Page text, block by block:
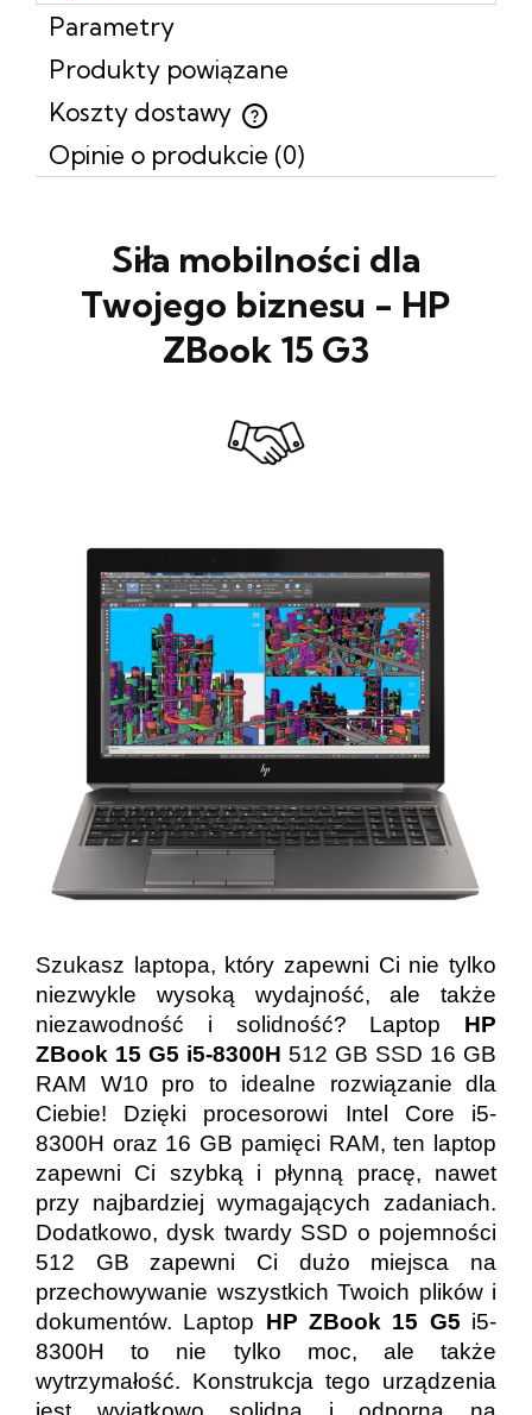
Parametry
Produkty powiązane
Koszty dostawy
Cena nie zawiera ewentualnych kosztów płatności
Opinie o produkcie (0)
Siła mobilności dla
Twojego biznesu - HP
ZBook 15 G3
Szukasz laptopa, który zapewni Ci nie tylko
niezwykle wysoką wydajność, ale także
niezawodność i solidność? Laptop HP
ZBook 15 G5 i5-8300H 512 GB SSD 16 GB
RAM W10 pro to idealne rozwiązanie dla
Ciebie! Dzięki procesorowi Intel Core i5-
8300H oraz 16 GB pamięci RAM, ten laptop
zapewni Ci szybką i płynną pracę, nawet
przy najbardziej wymagających zadaniach.
Dodatkowo, dysk twardy SSD o pojemności
512 GB zapewni Ci dużo miejsca na
przechowywanie wszystkich Twoich plików i
dokumentów. Laptop HP ZBook 15 G5 i5-
8300H to nie tylko moc, ale także
wytrzymałość. Konstrukcja tego urządzenia